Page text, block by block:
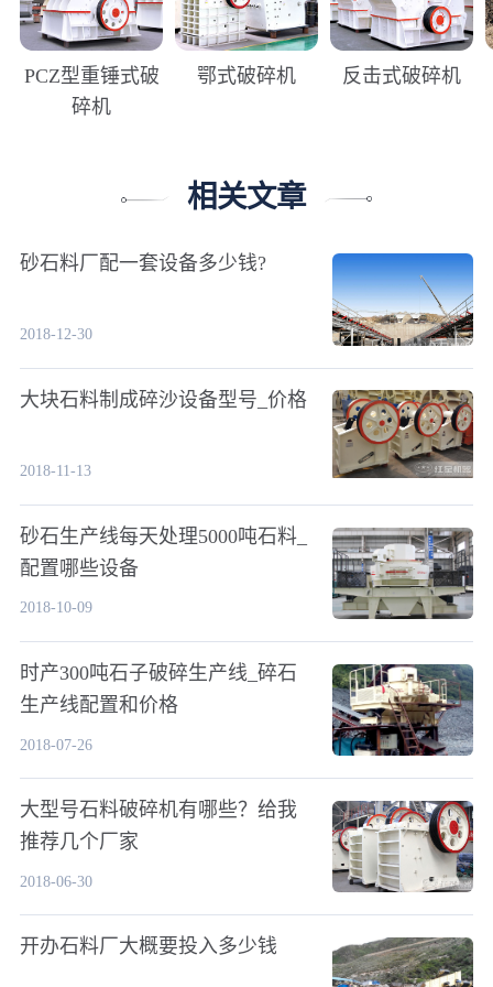
PCZ型重锤式破
碎机
鄂式破碎机 反击式破碎机
相关文章
砂石料厂配一套设备多少钱?
2018-12-30
大块石料制成碎沙设备型号_价格
2018-11-13
砂石生产线每天处理5000吨石料_
配置哪些设备
2018-10-09
时产300吨石子破碎生产线_碎石
生产线配置和价格
2018-07-26
大型号石料破碎机有哪些？给我
推荐几个厂家
2018-06-30
开办石料厂大概要投入多少钱